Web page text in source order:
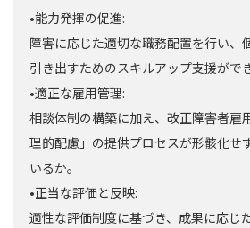
•能力発揮の促進:
障害に応じた適切な職務配置を行い、
引き出すためのスキルアップ支援がで
•適正な雇用管理:
相談体制の構築に加え、改正障害者雇
理的配慮」の提供プロセスが形骸化せ
いるか。
•正当な評価と反映:
適性な評価制度に基づき、成果に応じ